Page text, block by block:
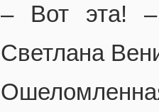
– Вот эта! –
Светлана